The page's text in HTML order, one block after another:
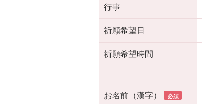
行事
祈願希望日
祈願希望時間
お名前（漢字） 必須